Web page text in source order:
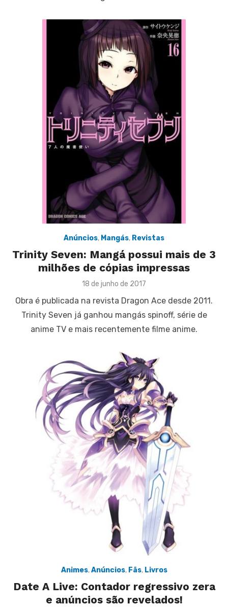
Anúncios, Mangás, Revistas
Trinity Seven: Mangá possui mais de 3
milhões de cópias impressas
Posted
18 de junho de 2017
Obra é publicada na revista Dragon Ace desde 2011.
Trinity Seven já ganhou mangás spinoff, série de
anime TV e mais recentemente filme anime.
Animes,Anúncios, Fãs, Livros
Date A Live: Contador regressivo zera
e anúncios são revelados!